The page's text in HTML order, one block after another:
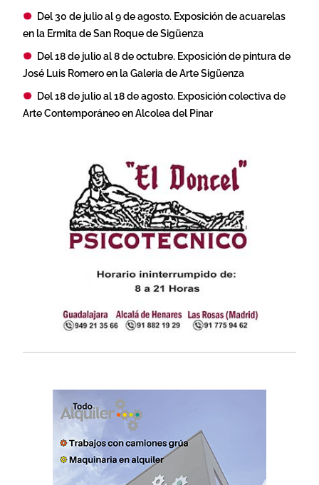
Del 30 de julio al 9 de agosto. Exposición de acuarelas
en la Ermita de San Roque de Sigüenza
Del 18 de julio al 8 de octubre. Exposición de pintura de
José Luis Romero en la Galeria de Arte Sigüenza
Del 18 de julio al 18 de agosto. Exposición colectiva de
Arte Contemporáneo en Alcolea del Pinar